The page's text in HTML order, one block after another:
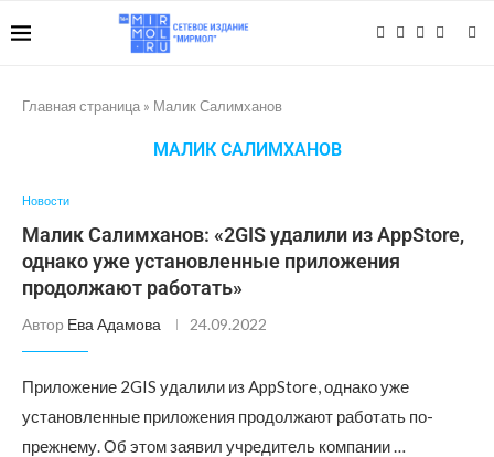
Главная страница » Малик Салимханов
МАЛИК САЛИМХАНОВ
Новости
Малик Салимханов: «2GIS удалили из AppStore,
однако уже установленные приложения
продолжают работать»
Автор Ева Адамова 24.09.2022
Приложение 2GIS удалили из AppStore, однако уже
установленные приложения продолжают работать по-
прежнему. Об этом заявил учредитель компании …